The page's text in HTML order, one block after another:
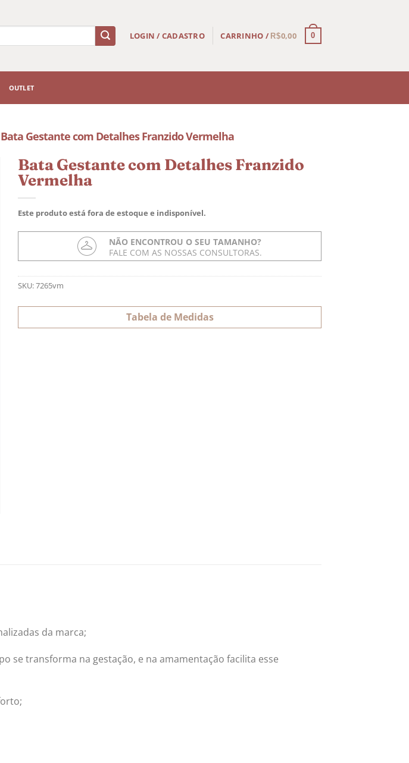
LOGIN / CADASTRO CARRINHO / R$0,00 0
OUTLET
Bata Gestante com Detalhes Franzido Vermelha
Bata Gestante com Detalhes Franzido
Vermelha
Este produto está fora de estoque e indisponível.
NÃO ENCONTROU O SEU TAMANHO?
FALE COM AS NOSSAS CONSULTORAS.
SKU:7265vm
Tabela de Medidas
da marca;
se transforma na gestação, e na amamentação facilita esse